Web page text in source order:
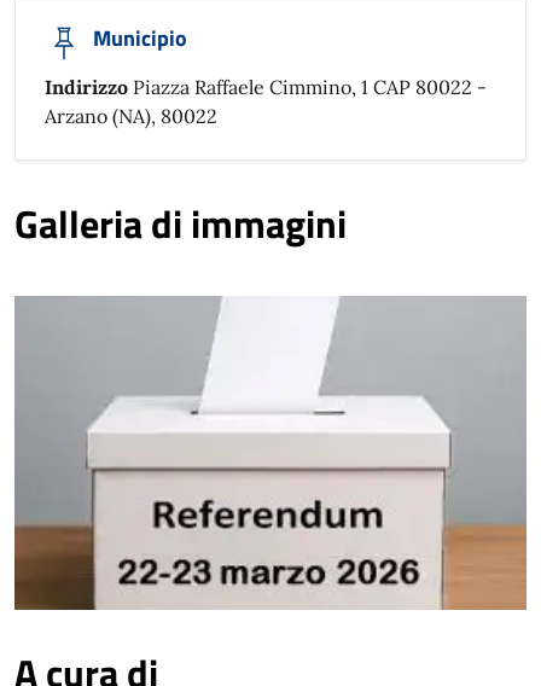
Municipio
Indirizzo Piazza Raffaele Cimmino, 1 CAP 80022 -
Arzano (NA), 80022
Galleria di immagini
A cura di